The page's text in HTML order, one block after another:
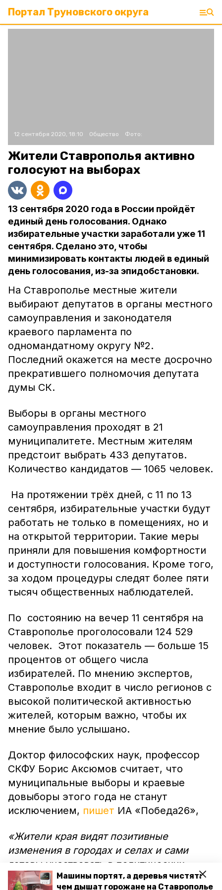
Машины портят, а деревья чистят:
чем дышат горожане на Ставрополье
Портал Труновского округа
12 сентября 2020, 18:10 Общество Фото:
Жители Ставрополья активно
голосуют на выборах
13 сентября 2020 года в России пройдёт
единый день голосования. Однако
избирательные участки заработали уже 11
сентября. Сделано это, чтобы
минимизировать контакты людей в единый
день голосования, из-за эпидобстановки.
На Ставрополье местные жители
выбирают депутатов в органы местного
самоуправления и законодателя
краевого парламента по
одномандатному округу №2.
Последний окажется на месте досрочно
прекратившего полномочия депутата
думы СК.
Выборы в органы местного
самоуправления проходят в 21
муниципалитете. Местным жителям
предстоит выбрать 433 депутатов.
Количество кандидатов — 1065 человек.
На протяжении трёх дней, с 11 по 13
сентября, избирательные участки будут
работать не только в помещениях, но и
на открытой территории. Такие меры
приняли для повышения комфортности
и доступности голосования. Кроме того,
за ходом процедуры следят более пяти
тысяч общественных наблюдателей.
По состоянию на вечер 11 сентября на
Ставрополье проголосовали 124 529
человек. Этот показатель — больше 15
процентов от общего числа
избирателей. По мнению экспертов,
Ставрополье входит в число регионов с
высокой политической активностью
жителей, которым важно, чтобы их
мнение было услышано.
Доктор философских наук, профессор
СКФУ Борис Аксюмов считает, что
муниципальные выборы и краевые
довыборы этого года не станут
исключением, пишет ИА «Победа26»,
«Жители края видят позитивные
изменения в городах и селах и сами
готовы участвовать в политических
процессах региона и своих